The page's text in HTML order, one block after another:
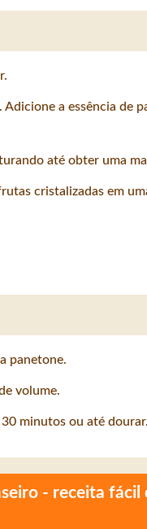
a essência de
até obter uma
cristalizadas em
panetone.
volume.
minutos ou até
- receita